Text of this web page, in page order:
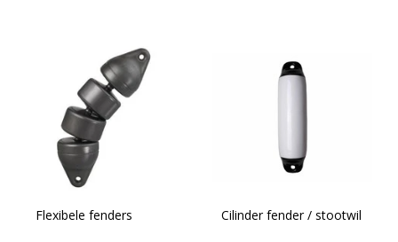
Flexibele fenders Cilinder fender / stootwil